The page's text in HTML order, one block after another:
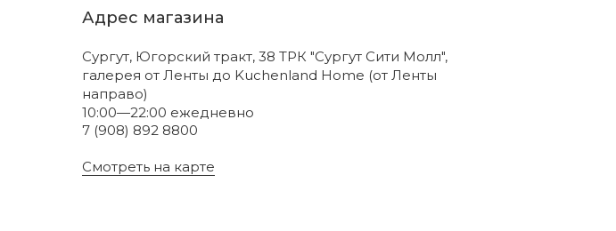
Адрес магазина
Сургут, Югорский тракт, 38 ТРК "Сургут Сити Молл",
галерея от Ленты до Kuchenland Home (от Ленты
направо)
10:00—22:00 ежедневно
Смотреть на карте
7 (908) 892 8800